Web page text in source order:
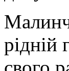
рідній